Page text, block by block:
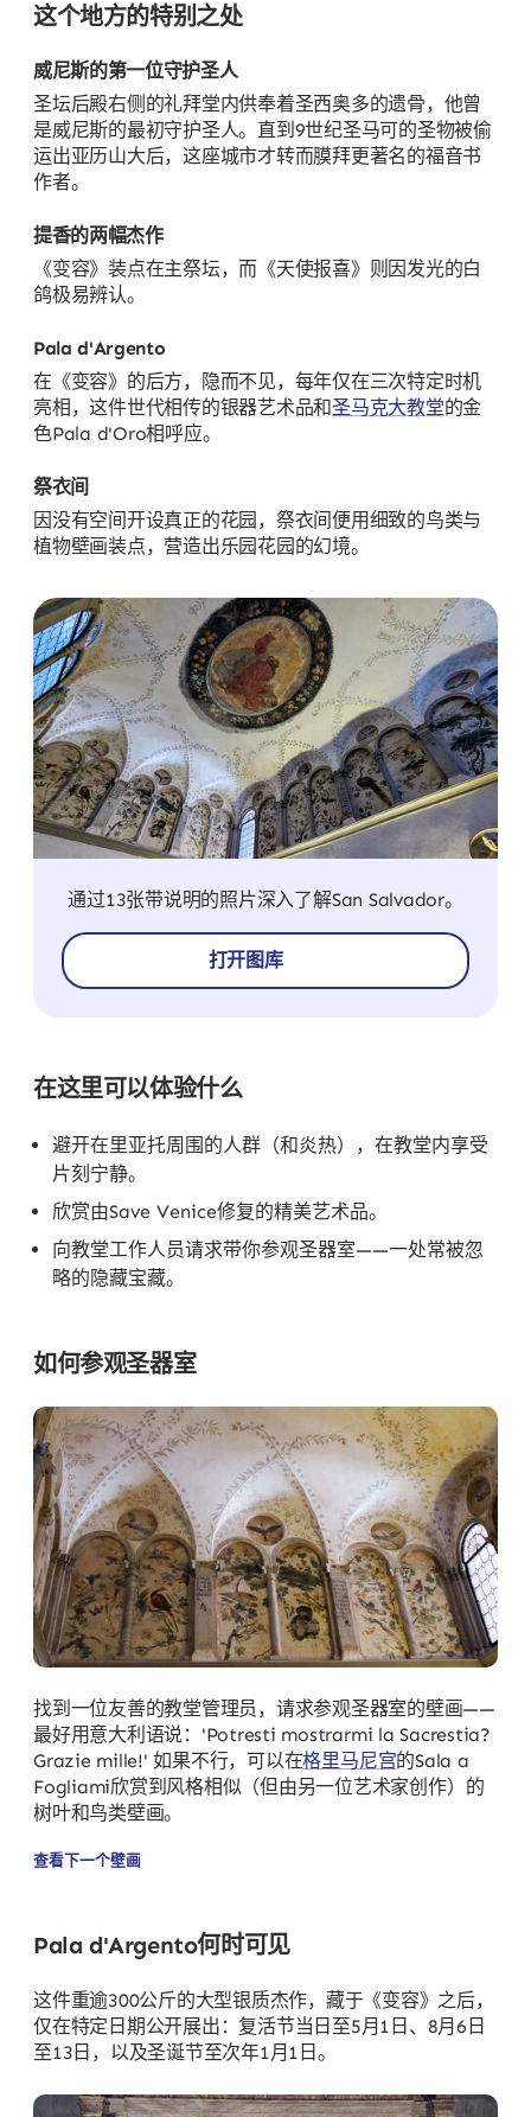
这个地方的特别之处
威尼斯的第一位守护圣人
圣坛后殿右侧的礼拜堂内供奉着圣西奥多的遗骨，他曾
是威尼斯的最初守护圣人。直到9世纪圣马可的圣物被偷
运出亚历山大后，这座城市才转而膜拜更著名的福音书
作者。
提香的两幅杰作
《变容》装点在主祭坛，而《天使报喜》则因发光的白
鸽极易辨认。
Pala d'Argento
在《变容》的后方，隐而不见，每年仅在三次特定时机
亮相，这件世代相传的银器艺术品和圣马克大教堂的金
色Pala d'Oro相呼应。
祭衣间
因没有空间开设真正的花园，祭衣间便用细致的鸟类与
植物壁画装点，营造出乐园花园的幻境。
通过13张带说明的照片深入了解San Salvador。
打开图库
在这里可以体验什么
避开在里亚托周围的人群（和炎热），在教堂内享受
片刻宁静。
欣赏由Save Venice修复的精美艺术品。
向教堂工作人员请求带你参观圣器室——一处常被忽
略的隐藏宝藏。
如何参观圣器室
找到一位友善的教堂管理员，请求参观圣器室的壁画——
最好用意大利语说：'Potresti mostrarmi la Sacrestia?
Grazie mille!' 如果不行，可以在格里马尼宫的Sala a
Fogliami欣赏到风格相似（但由另一位艺术家创作）的
树叶和鸟类壁画。
查看下一个壁画
Pala d'Argento何时可见
这件重逾300公斤的大型银质杰作，藏于《变容》之后，
仅在特定日期公开展出：复活节当日至5月1日、8月6日
至13日，以及圣诞节至次年1月1日。